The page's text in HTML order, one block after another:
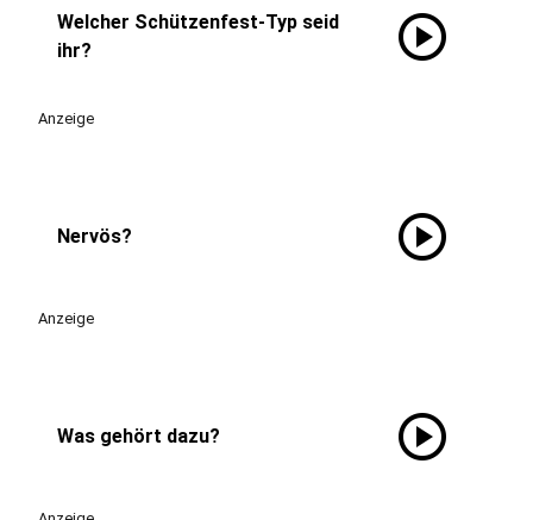
Welcher Schützenfest-Typ seid
ihr?
play_circle
Anzeige
Nervös? play_circle
Anzeige
Was gehört dazu? play_circle